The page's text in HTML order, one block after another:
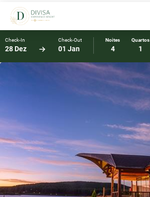
Check-In
28 Dez
Check-Out
01 Jan
Noites
4
Quartos
1